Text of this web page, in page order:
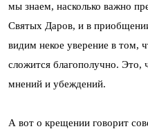
мы знаем, насколько важно
Святых Даров, и в
видим некое уверение в том,
сложится благополучно. Это,
мнений и убеждений.
А вот о крещении говорит